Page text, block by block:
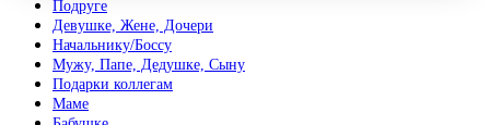
Подруге
Девушке, Жене, Дочери
Начальнику/Боссу
Мужу, Папе, Дедушке, Сыну
Подарки коллегам
Маме